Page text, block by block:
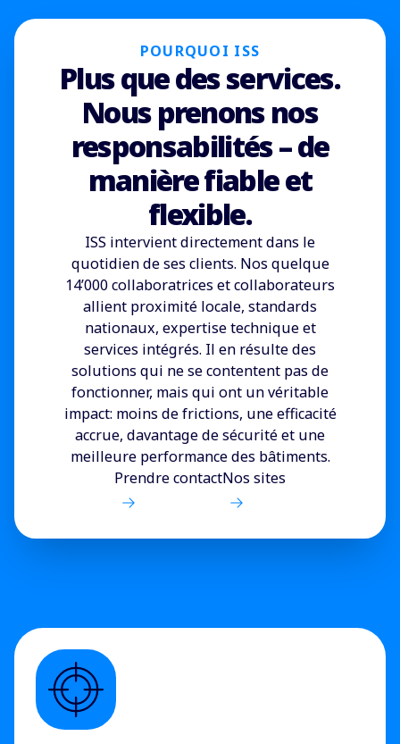
POURQUOI ISS
Plus que des services.
Nous prenons nos
responsabilités – de
manière fiable et
flexible.
ISS intervient directement dans le
quotidien de ses clients. Nos quelque
14’000 collaboratrices et collaborateurs
allient proximité locale, standards
nationaux, expertise technique et
services intégrés. Il en résulte des
solutions qui ne se contentent pas de
fonctionner, mais qui ont un véritable
impact: moins de frictions, une efficacité
accrue, davantage de sécurité et une
meilleure performance des bâtiments.
Prendre contactNos sites